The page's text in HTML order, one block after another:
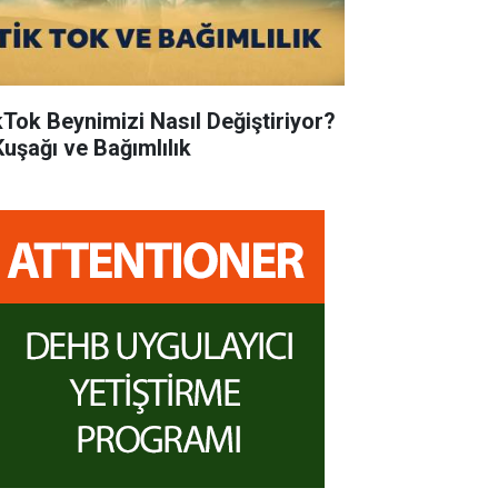
Beynimizi Nasıl Değiştiriyor?
ve Bağımlılık